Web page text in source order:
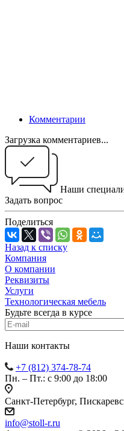
Комментарии
Загрузка комментариев...
Наши
Задать вопрос
Поделиться
Назад к списку
Компания
О компании
Реквизиты
Услуги
Технологическая мебель
Будьте всегда в курсе
Наши контакты
+7 (812) 374-78-74
Пн. – Пт.: с 9:00 до 18:00
Санкт-Петербург,
info@stoll-r.ru